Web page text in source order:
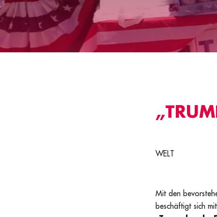
WELT
Mit den
beschäftigt sich